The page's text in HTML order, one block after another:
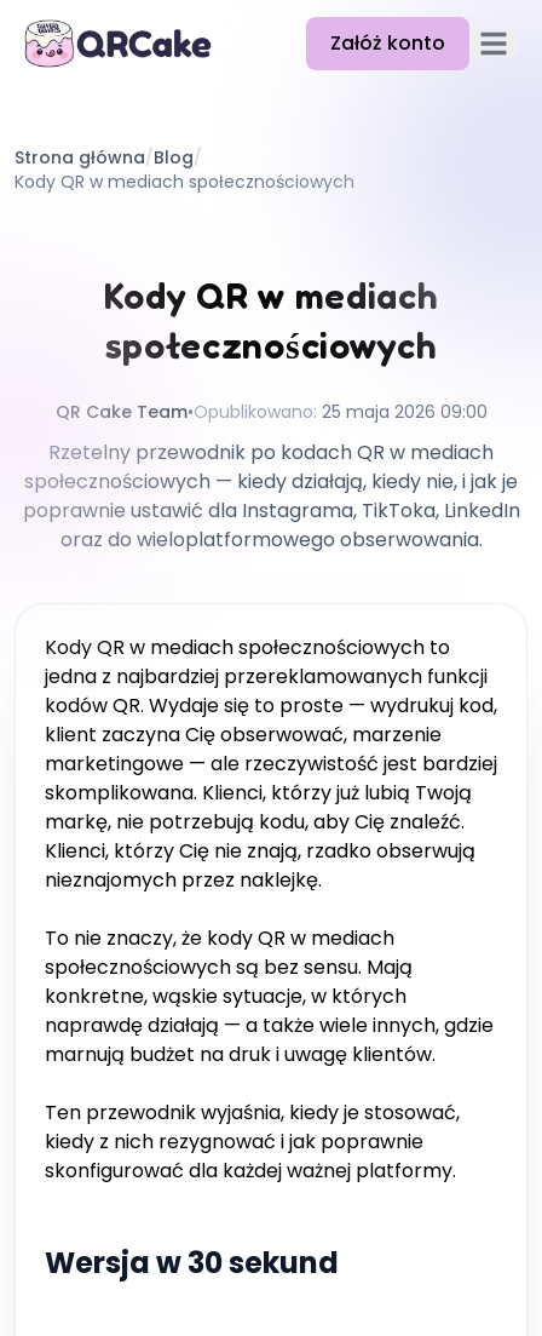
Załóż konto
Cennik
Dokumentacja
Pomoc
Strona główna/Blog/
Kody QR w mediach społecznościowych
Kody QR w mediach
społecznościowych
QR Cake Team•Opublikowano: 25 maja 2026 09:00
Rzetelny przewodnik po kodach QR w mediach
społecznościowych — kiedy działają, kiedy nie, i jak je
poprawnie ustawić dla Instagrama, TikToka, LinkedIn
oraz do wieloplatformowego obserwowania.
Kody QR w mediach społecznościowych to
jedna z najbardziej przereklamowanych funkcji
kodów QR. Wydaje się to proste — wydrukuj kod,
klient zaczyna Cię obserwować, marzenie
marketingowe — ale rzeczywistość jest bardziej
skomplikowana. Klienci, którzy już lubią Twoją
markę, nie potrzebują kodu, aby Cię znaleźć.
Klienci, którzy Cię nie znają, rzadko obserwują
nieznajomych przez naklejkę.
To nie znaczy, że kody QR w mediach
społecznościowych są bez sensu. Mają
konkretne, wąskie sytuacje, w których
naprawdę działają — a także wiele innych, gdzie
marnują budżet na druk i uwagę klientów.
Ten przewodnik wyjaśnia, kiedy je stosować,
kiedy z nich rezygnować i jak poprawnie
skonfigurować dla każdej ważnej platformy.
Wersja w 30 sekund